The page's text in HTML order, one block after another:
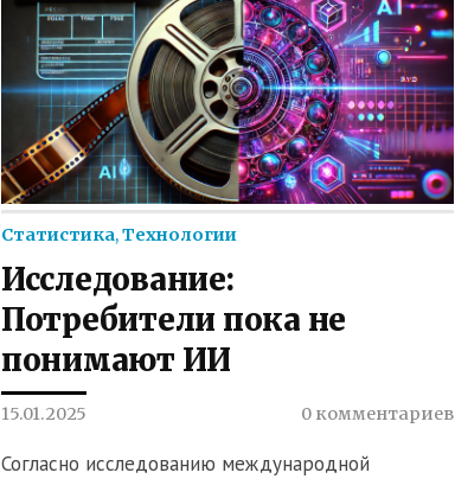
Статистика,Технологии
Исследование:
Потребители пока не
понимают ИИ
15.01.2025 0 комментариев
Согласно исследованию международной